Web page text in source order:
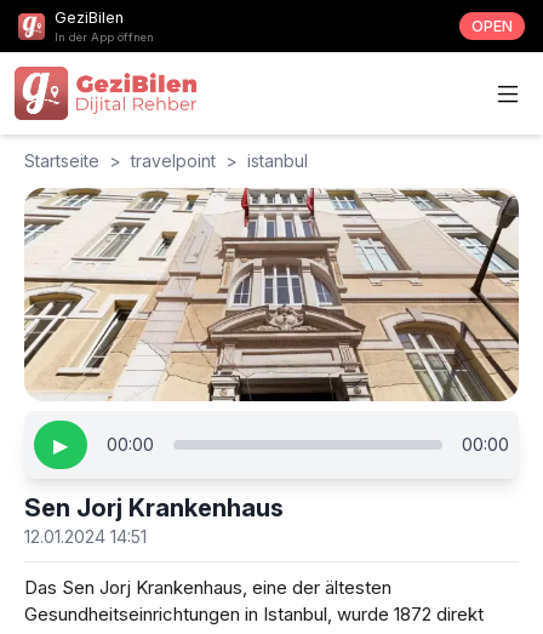
GeziBilen
In der App öffnen
OPEN
Startseite > travelpoint > istanbul
▶ 00:00 00:00
Sen Jorj Krankenhaus
12.01.2024 14:51
Das Sen Jorj Krankenhaus, eine der ältesten
Gesundheitseinrichtungen in Istanbul, wurde 1872 direkt